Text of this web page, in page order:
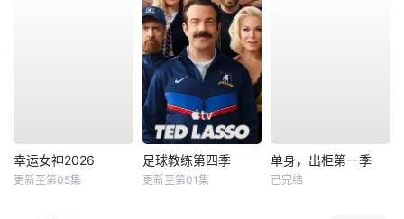
幸运女神2026
更新至第05集
足球教练第四季
更新至第01集
单身，出柜第一季
已完结